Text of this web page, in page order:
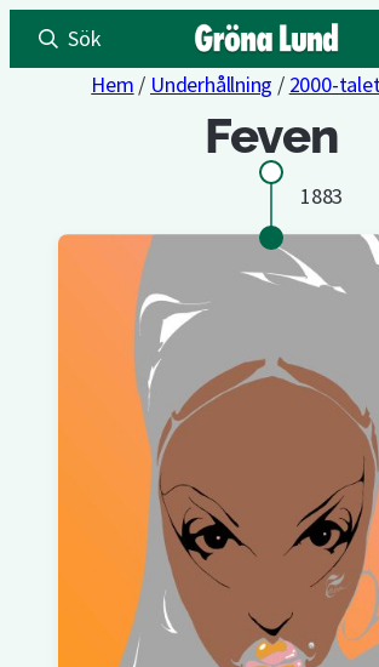
Sök
Hem / Underhållning / 2000-
Feven
1883